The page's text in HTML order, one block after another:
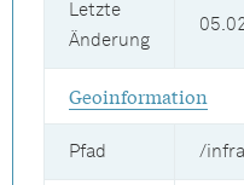
Letzte
Änderung
Geoinformation
Pfad /